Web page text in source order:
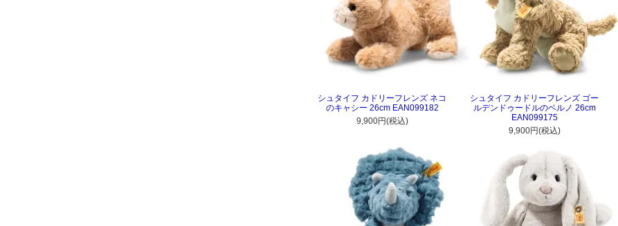
シュタイフ カドリーフレンズ ネコ
のキャシー 26cm EAN099182
9,900円(税込)
シュタイフ カドリーフレンズ ゴー
ルデンドゥードルのベルノ 26cm
EAN099175
9,900円(税込)